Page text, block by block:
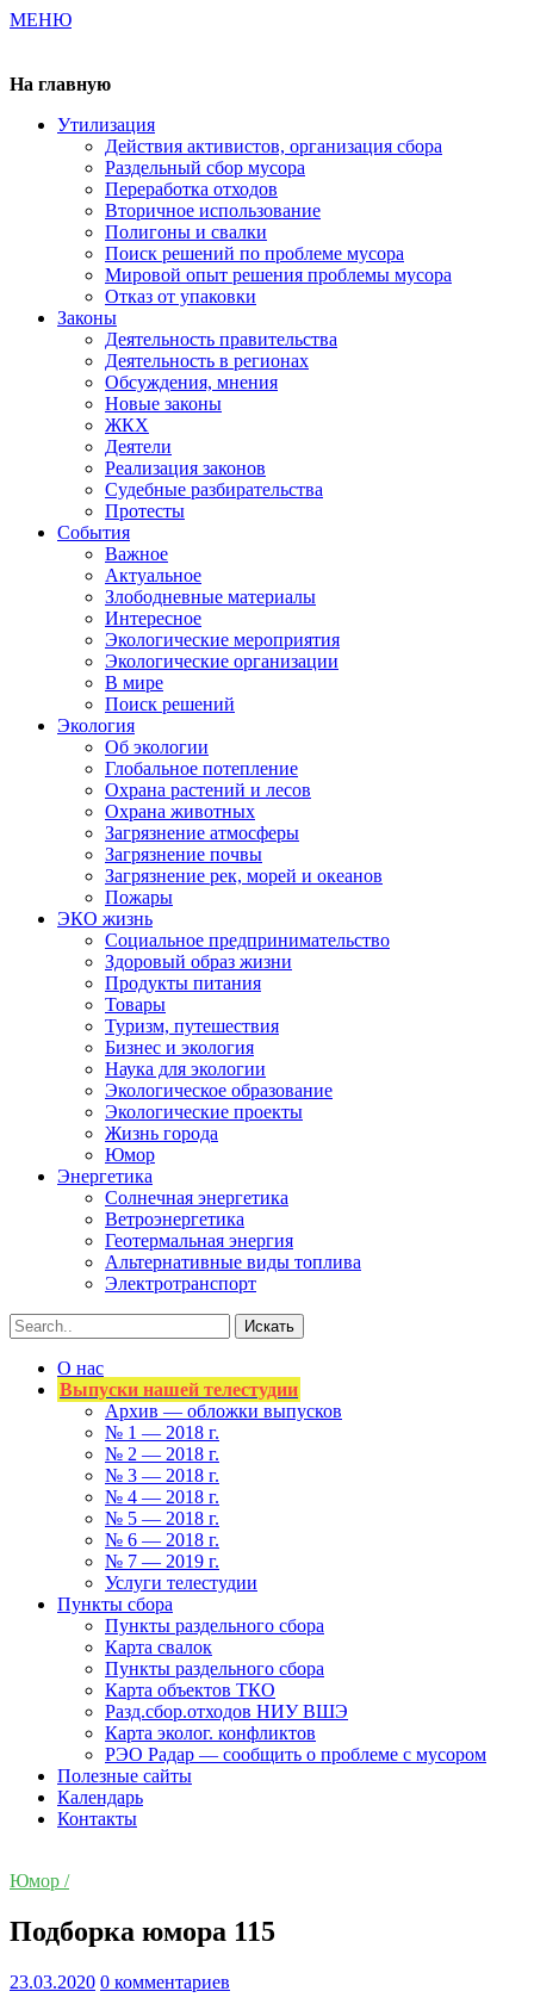
МЕНЮ
На главную
Утилизация
Действия активистов, организация сбора
Раздельный сбор мусора
Переработка отходов
Вторичное использование
Полигоны и свалки
Поиск решений по проблеме мусора
Мировой опыт решения проблемы мусора
Отказ от упаковки
Законы
Деятельность правительства
Деятельность в регионах
Обсуждения, мнения
Новые законы
ЖКХ
Деятели
Реализация законов
Судебные разбирательства
Протесты
События
Важное
Актуальное
Злободневные материалы
Интересное
Экологические мероприятия
Экологические организации
В мире
Поиск решений
Экология
Об экологии
Глобальное потепление
Охрана растений и лесов
Охрана животных
Загрязнение атмосферы
Загрязнение почвы
Загрязнение рек, морей и океанов
Пожары
ЭКО жизнь
Социальное предпринимательство
Здоровый образ жизни
Продукты питания
Товары
Туризм, путешествия
Бизнес и экология
Наука для экологии
Экологическое образование
Экологические проекты
Жизнь города
Юмор
Энергетика
Солнечная энергетика
Ветроэнергетика
Геотермальная энергия
Альтернативные виды топлива
Электротранспорт
О нас
Выпуски нашей телестудии
Архив — обложки выпусков
№ 1 — 2018 г.
№ 2 — 2018 г.
№ 3 — 2018 г.
№ 4 — 2018 г.
№ 5 — 2018 г.
№ 6 — 2018 г.
№ 7 — 2019 г.
Услуги телестудии
Пункты сбора
Пункты раздельного сбора
Карта свалок
Пункты раздельного сбора
Карта объектов ТКО
Разд.сбор.отходов НИУ ВШЭ
Карта эколог. конфликтов
РЭО Радар — сообщить о проблеме с мусором
Полезные сайты
Календарь
Контакты
Юмор /
Подборка юмора 115
23.03.2020 0 комментариев